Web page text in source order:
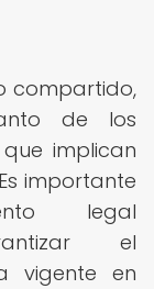
compartido,
de los
implican
importante
legal
el
vigente en